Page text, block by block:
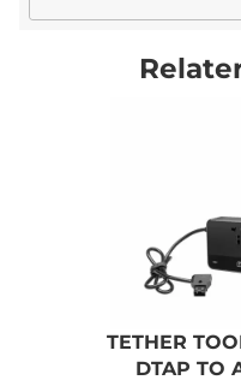
TETHER
DTAP TO